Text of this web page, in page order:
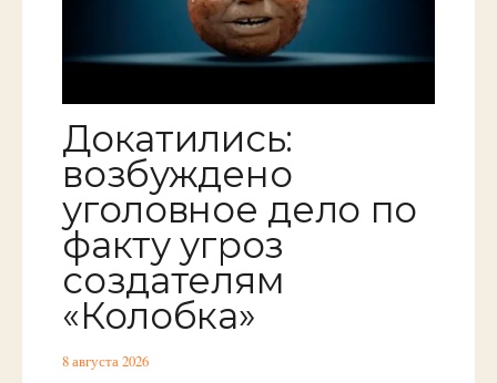
Докатились:
возбуждено
уголовное дело по
факту угроз
создателям
«Колобка»
8 августа 2026